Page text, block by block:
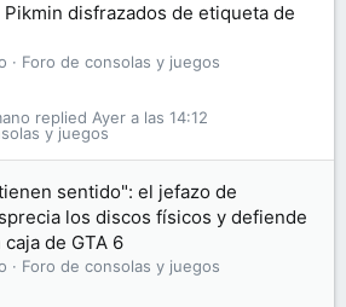
disfrazados de etiqueta de
Foro de consolas y juegos
y juegos
Ayer a las 14:12
sentido": el jefazo de
los discos físicos y defiende
de GTA 6
Foro de consolas y juegos